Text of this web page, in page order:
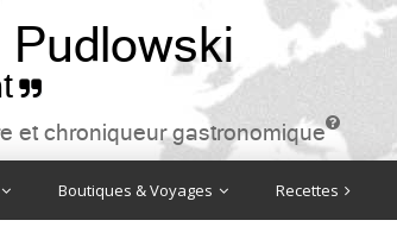

et chroniqueur gastronomique

Boutiques & Voyages Recettes